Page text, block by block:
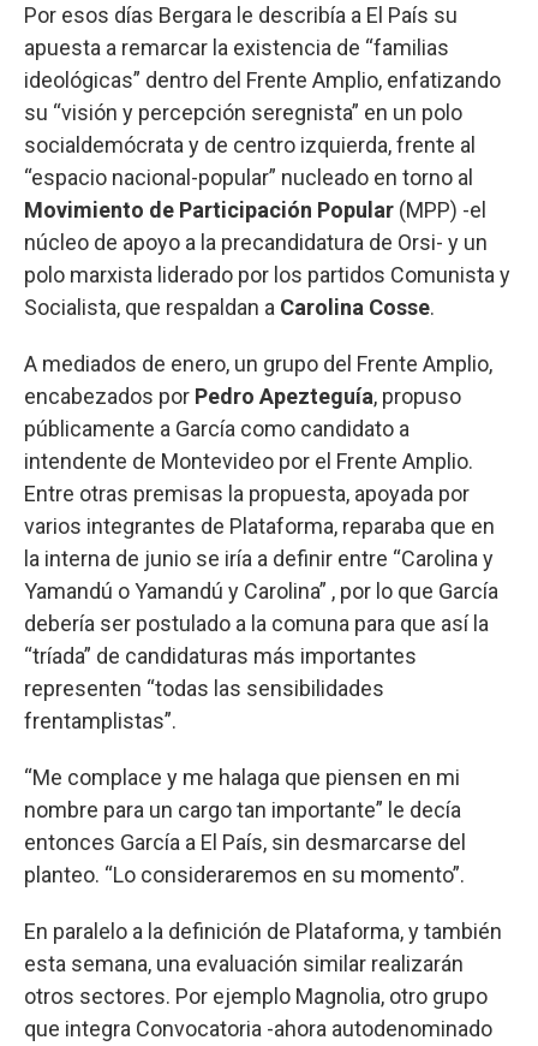
Por esos días Bergara le describía a El País su
apuesta a remarcar la existencia de “familias
ideológicas” dentro del Frente Amplio, enfatizando
su “visión y percepción seregnista” en un polo
socialdemócrata y de centro izquierda, frente al
“espacio nacional-popular” nucleado en torno al
Movimiento de Participación Popular (MPP) -el
núcleo de apoyo a la precandidatura de Orsi- y un
polo marxista liderado por los partidos Comunista y
Socialista, que respaldan a Carolina Cosse.
A mediados de enero, un grupo del Frente Amplio,
encabezados por Pedro Apezteguía, propuso
públicamente a García como candidato a
intendente de Montevideo por el Frente Amplio.
Entre otras premisas la propuesta, apoyada por
varios integrantes de Plataforma, reparaba que en
la interna de junio se iría a definir entre “Carolina y
Yamandú o Yamandú y Carolina” , por lo que García
debería ser postulado a la comuna para que así la
“tríada” de candidaturas más importantes
representen “todas las sensibilidades
frentamplistas”.
“Me complace y me halaga que piensen en mi
nombre para un cargo tan importante” le decía
entonces García a El País, sin desmarcarse del
planteo. “Lo consideraremos en su momento”.
En paralelo a la definición de Plataforma, y también
esta semana, una evaluación similar realizarán
otros sectores. Por ejemplo Magnolia, otro grupo
que integra Convocatoria -ahora autodenominado